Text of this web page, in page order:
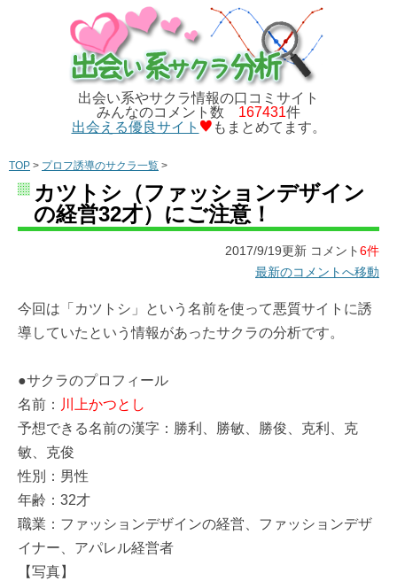
出会い系やサクラ情報の口コミサイト
みんなのコメント数 167431件
出会える優良サイト
もまとめてます。
TOP > プロフ誘導のサクラ一覧 >
カツトシ（ファッションデザイン
の経営32才）にご注意！
2017/9/19更新 コメント6件
最新のコメントへ移動
今回は「カツトシ」という名前を使って悪質サイトに誘
導していたという情報があったサクラの分析です。
●サクラのプロフィール
名前： 川上かつとし
予想できる名前の漢字：勝利、勝敏、勝俊、克利、克
敏、克俊
性別：男性
年齢：32才
職業：ファッションデザインの経営、ファッションデザ
イナー、アパレル経営者
【写真】